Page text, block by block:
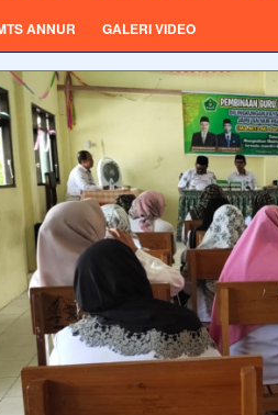
ANNUR GALERI VIDEO